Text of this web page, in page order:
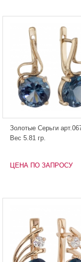
Золотые Серьги
Вес 5.81 гр.
ЦЕНА ПО ЗАПРОСУ